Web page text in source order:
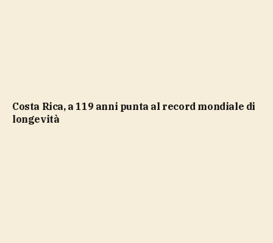
Costa Rica, a 119 anni punta al record mondiale di
longevità